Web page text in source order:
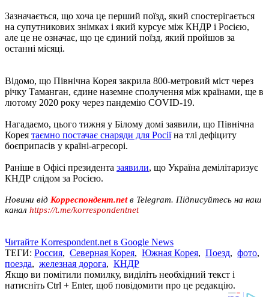
Зазначається, що хоча це перший поїзд, який спостерігається
на супутникових знімках і який курсує між КНДР і Росією,
але це не означає, що це єдиний поїзд, який пройшов за
останні місяці.
Відомо, що Північна Корея закрила 800-метровий міст через
річку Таманган, єдине наземне сполучення між країнами, ще в
лютому 2020 року через пандемію COVID-19.
Нагадаємо, цього тижня у Білому домі заявили, що Північна
Корея таємно постачає снаряди для Росіїна тлі дефіциту
боєприпасів у країні-агресорі.
Раніше в Офісі президента заявили, що Україна демілітаризує
КНДР слідом за Росією.
Новини від Корреспондент.netв Telegram. Підписуйтесь на наш
канал https://t.me/korrespondentnet
Читайте Korrespondent.net в Google News
ТЕГИ: Россия, Северная Корея, Южная Корея, Поезд, фото,
поезда, железная дорога, КНДР
Якщо ви помітили помилку, виділіть необхідний текст і
натисніть Ctrl + Enter, щоб повідомити про це редакцію.